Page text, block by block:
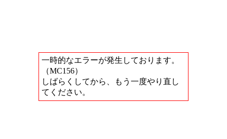
一時的なエラーが発生しております。
（MC156）
しばらくしてから、もう一度やり直し
てください。